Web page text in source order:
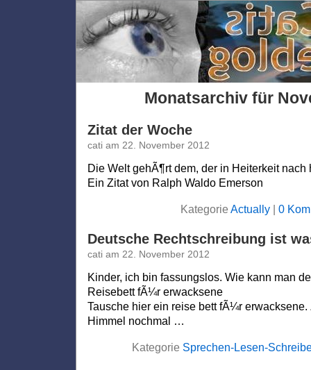
Monatsarchiv für
Zitat der Woche
cati am 22. November 2012
Die Welt gehÃ¶rt dem, der in Heiterkeit
Ein Zitat von Ralph Waldo Emerson
Kategorie Actually 0
Deutsche Rechtschreibung ist
cati am 22. November 2012
Kinder, ich bin fassungslos. Wie kann man
Reisebett fÃ¼r erwacksene
Tausche hier ein reise bett fÃ¼r
Himmel nochmal …
Kategorie Sprechen-Lesen-